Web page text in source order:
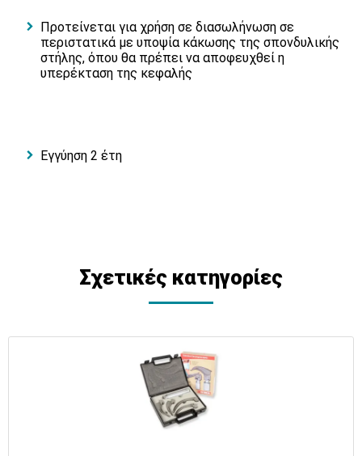
Προτείνεται για χρήση σε διασωλήνωση σε
περιστατικά με υποψία κάκωσης της σπονδυλικής
στήλης, όπου θα πρέπει να αποφευχθεί η
υπερέκταση της κεφαλής
Εγγύηση 2 έτη
Σχετικές κατηγορίες